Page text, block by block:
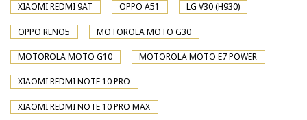
XIAOMI REDMI 9AT OPPO A51 LG V30 (H930)
OPPO RENO5 MOTOROLA MOTO G30
MOTOROLA MOTO G10 MOTOROLA MOTO E7 POWER
XIAOMI REDMI NOTE 10 PRO
XIAOMI REDMI NOTE 10 PRO MAX